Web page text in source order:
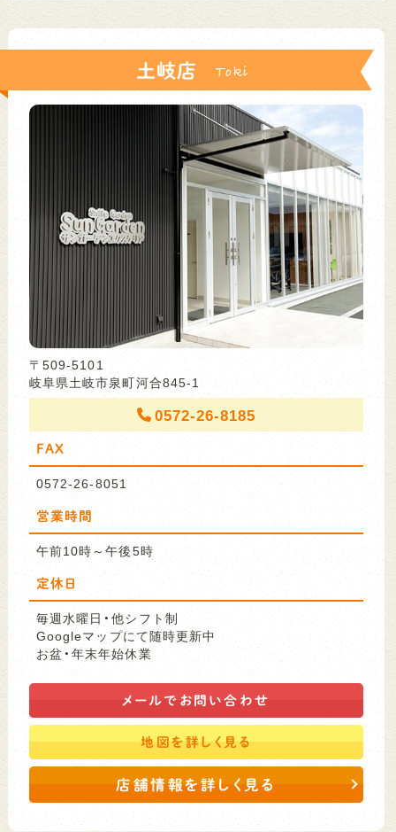
土岐店
〒509-5101
岐阜県土岐市泉町河合845-1
0572-26-8185
FAX
0572-26-8051
営業時間
午前10時～午後5時
定休日
毎週水曜日・他シフト制
Googleマップにて随時更新中
お盆・年末年始休業
メールで お問い合わせ
地図を詳しく見る
店舗情報を詳しく見る